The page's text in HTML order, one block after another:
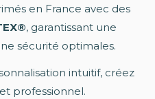
en France avec des
, garantissant une
sécurité optimales.
intuitif, créez
professionnel.